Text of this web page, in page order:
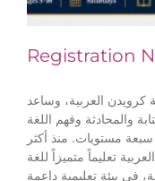
Registration
العربية، وساعد
والمحادثة وفهم اللغة
مستويات. منذ أكثر
تعليماً متميزاً للغة
للأطفال من عمر 5 إلى 16 سنة، في بيئة تعليمية داعمة